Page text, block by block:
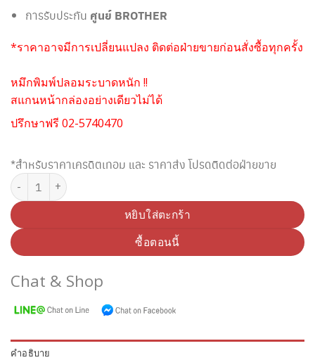
การรับประกัน ศูนย์ BROTHER
*ราคาอาจมีการเปลี่ยนแปลง ติดต่อฝ่ายขายก่อนสั่งซื้อทุกครั้ง
หมึกพิมพ์ปลอมระบาดหนัก !!
สแกนหน้ากล่องอย่างเดียวไม่ได้
ปรึกษาฟรี 02-5740470
*สำหรับราคาเครดิตเทอม และ ราคาส่ง โปรดติดต่อฝ่ายขาย
จำนวน BROTHER TN-155Y TONER ชิ้น
หยิบใส่ตะกร้า
ซื้อตอนนี้
Chat & Shop
คำอธิบาย